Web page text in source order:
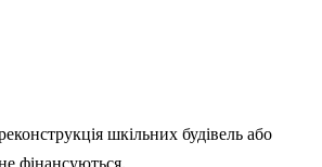
шкільних будівель або